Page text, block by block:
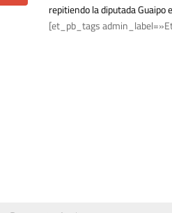
repitiendo la diputada Guaipo
[et_pb_tags